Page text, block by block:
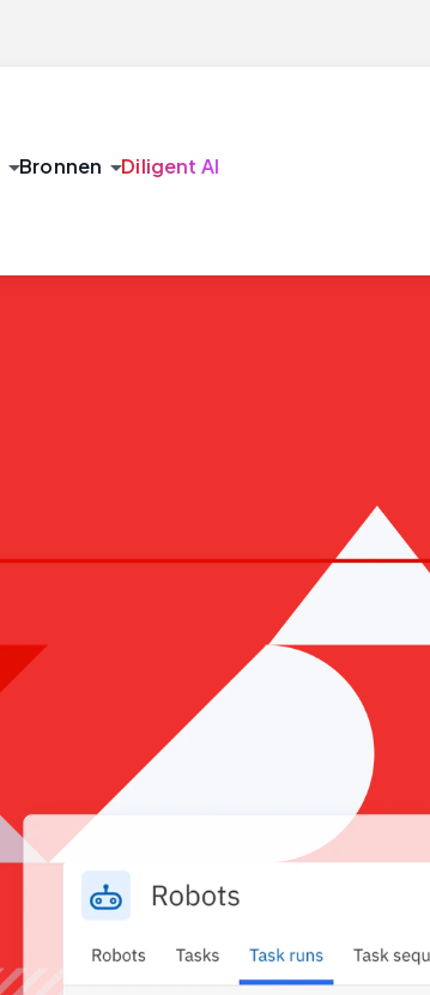
arrow_drop_downBronnen arrow_drop_downDiligent AI